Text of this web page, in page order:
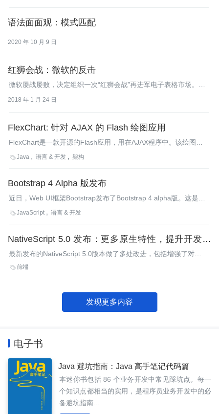
语法面面观：模式匹配
2020 年 10 月 9 日
红狮会战：微软的反击
微软屡战屡败，决定组织一次“红狮会战”再进军电子表格市场。
2018 年 1 月 24 日
FlexChart: 针对 AJAX 的 Flash 绘图应用
FlexChart是一款开源的Flash应用，用在AJAX程序中。该绘图应
用是通过XML动态驱动的。
Java 语言 & 开发 架构
Bootstrap 4 Alpha 版发布
近日，Web UI框架Bootstrap发布了Bootstrap 4 alpha版。这是一
个重大的更新，它接收了更现代的Web 技术并放弃了对老版本浏
JavaScript 语言 & 开发
NativeScript 5.0 发布：更多原生特性，提升开发体
验
最新发布的NativeScript 5.0版本做了多处改进，包括增强了对
Vue.js的支持、提升了开发人员体验，并提供了更多的原生特性。
于开发人员从同一项目中构建Web和移动应用。
前端
发现更多内容
电子书
Java 避坑指南：Java 高手笔记代码篇
本迷你书包括 86 个业务开发中常见踩坑点。每一
个知识点都相当的实用，是程序员业务开发中的必
备避坑指南...